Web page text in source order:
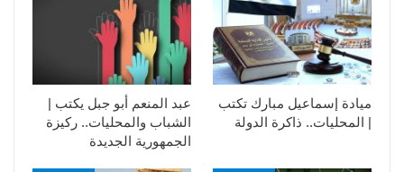
عبد المنعم أبو جبل يكتب |
الشباب والمحليات.. ركيزة
الجمهورية الجديدة
ميادة إسماعيل مبارك تكتب
| المحليات.. ذاكرة الدولة